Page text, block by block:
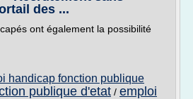
des ...
ont également la possibilité
handicap fonction publique
publique d'etat / emploi